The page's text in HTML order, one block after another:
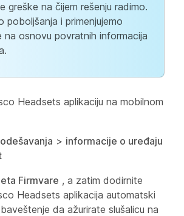
greške na čijem rešenju radimo.
poboljšanja i primenjujemo
na osnovu povratnih informacija
Headsets aplikaciju na mobilnom
> informacije o uređaju
Firmvare , a zatim dodirnite
Headsets aplikacija automatski
da ažurirate slušalicu na